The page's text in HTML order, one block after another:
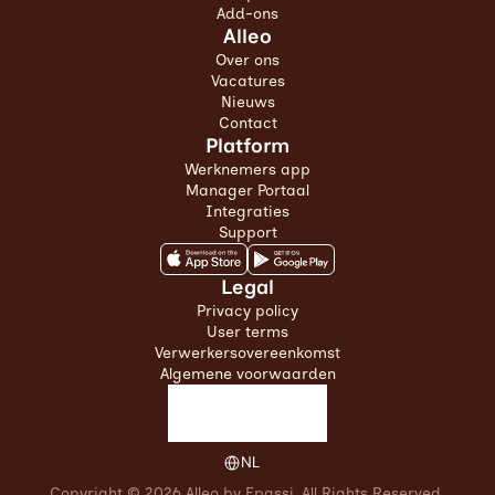
NL
Add-ons
Platform
Werknemers app
Manager Portaal
Integraties
Support
Alleo
Over ons
Vacatures
Nieuws
Contact
Legal
Privacy policy
User terms
Verwerkersovereenkomst
Algemene voorwaarden